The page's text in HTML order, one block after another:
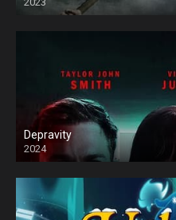
Depravity
2024